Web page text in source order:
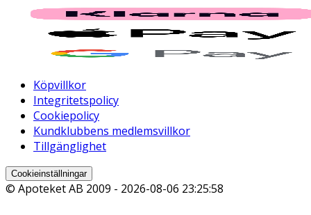
Köpvillkor
Integritetspolicy
Cookiepolicy
Kundklubbens medlemsvillkor
Tillgänglighet
Cookieinställningar
© Apoteket AB 2009 - 2026-08-06 23:25:58